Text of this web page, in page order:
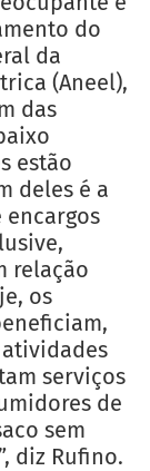
do
da
(Aneel),
das
estão
deles é a
encargos
relação
os
serviços
de
sem
diz Rufino.